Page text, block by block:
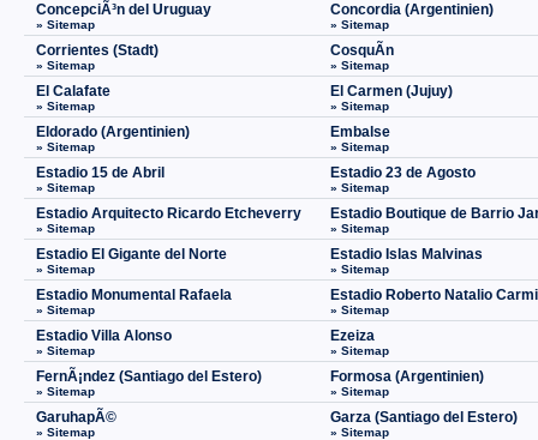
ConcepciÃ³n del Uruguay
» Sitemap
Concordia (Argentinien)
» Sitemap
Corrientes (Stadt)
» Sitemap
CosquÃ­n
» Sitemap
El Calafate
» Sitemap
El Carmen (Jujuy)
» Sitemap
Eldorado (Argentinien)
» Sitemap
Embalse
» Sitemap
Estadio 15 de Abril
» Sitemap
Estadio 23 de Agosto
» Sitemap
Estadio Arquitecto Ricardo Etcheverry
» Sitemap
Estadio Boutique de Barrio
» Sitemap
Estadio El Gigante del Norte
» Sitemap
Estadio Islas Malvinas
» Sitemap
Estadio Monumental Rafaela
» Sitemap
Estadio Roberto Natalio
» Sitemap
Estadio Villa Alonso
» Sitemap
Ezeiza
» Sitemap
FernÃ¡ndez (Santiago del Estero)
» Sitemap
Formosa (Argentinien)
» Sitemap
GaruhapÃ©
» Sitemap
Garza (Santiago del Estero)
» Sitemap